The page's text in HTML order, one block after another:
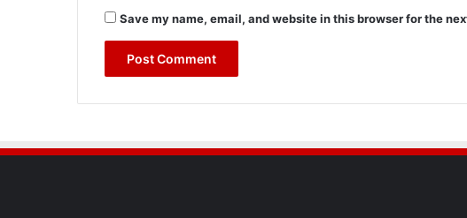
Save my name, email, and website in this browser for the